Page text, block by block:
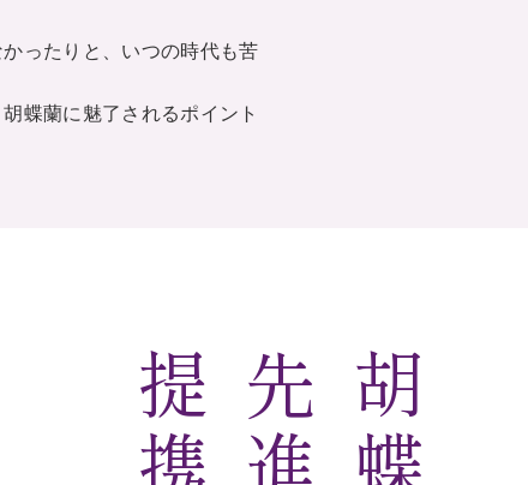
ったりと、いつの時代も苦
蝶蘭に魅了されるポイント
提携